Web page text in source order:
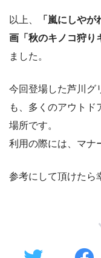
以上、
「嵐にしや
画「秋のキノコ狩り
ました。
今回登場した芦川グ
も、多くのアウトド
場所です。
利用の際には、マ
参考にして頂けたら